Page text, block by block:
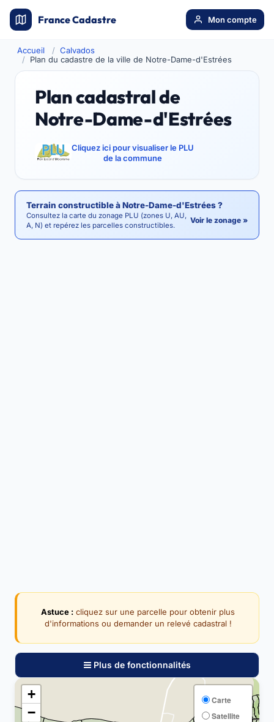
France Cadastre Mon compte
Accueil
Calvados
Plan du cadastre de la ville de Notre-Dame-d'Estrées
Plan cadastral de
Notre-Dame-d'Estrées
Cliquez ici pour visualiser le PLU
de la commune
Terrain constructible à Notre-Dame-d'Estrées ?
Consultez la carte du zonage PLU (zones U, AU,
A, N) et repérez les parcelles constructibles.
Voir le zonage »
Astuce : cliquez sur une parcelle pour obtenir plus
d'informations ou demander un relevé cadastral !
Plus de fonctionnalités
+
−
Carte
Satellite